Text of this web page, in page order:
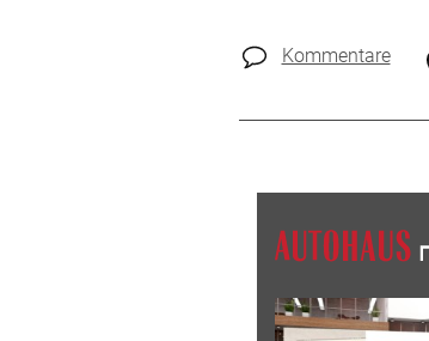
Kommentare